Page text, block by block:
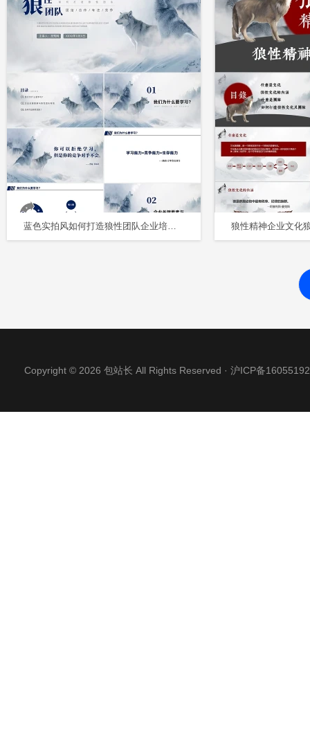
蓝色实拍风如何打造狼性团队企业培训课件打造企业狼性团队
Copyright © 2026 包站长 All Rights Reserved · 沪ICP备